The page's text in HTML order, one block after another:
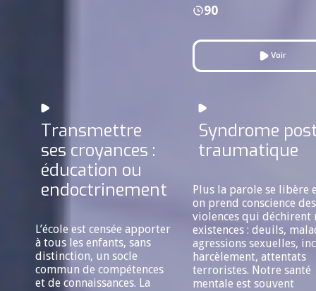
90
Voir
Transmettre
ses croyances :
éducation ou
endoctrinement
L’école est censée apporter
à tous les enfants, sans
distinction, un socle
commun de compétences
et de connaissances. La
Syndrome
traumatique
Plus la parole se libère
on prend conscience des
violences qui déchirent
existences : deuils,
agressions sexuelles,
harcèlement, attentats
terroristes. Notre santé
mentale est souvent